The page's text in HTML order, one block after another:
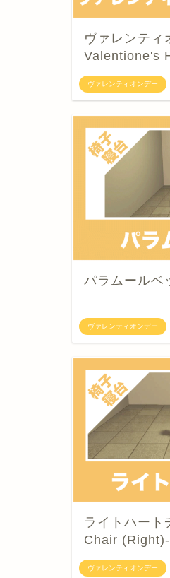
ヴァレンティオンデー
ヴァレンティ
Valentione's
ヴァレンティオンデー
パラムール
ヴァレンティオンデー
ライトハー
Chair (Right)-